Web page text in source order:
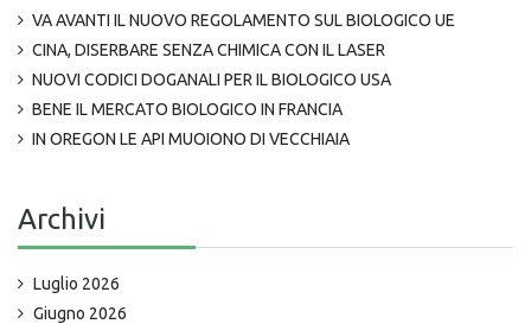
VA AVANTI IL NUOVO REGOLAMENTO SUL BIOLOGICO UE
CINA, DISERBARE SENZA CHIMICA CON IL LASER
NUOVI CODICI DOGANALI PER IL BIOLOGICO USA
BENE IL MERCATO BIOLOGICO IN FRANCIA
IN OREGON LE API MUOIONO DI VECCHIAIA
Archivi
Luglio 2026
Giugno 2026